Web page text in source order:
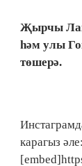
Җырчы
һәм улы
төшерә.
карагыз әле: